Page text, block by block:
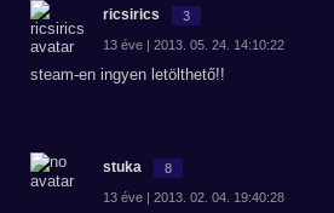
ricsirics 3
13 éve | 2013. 05. 24. 14:10:22
steam-en ingyen letölthető!!
stuka 8
13 éve | 2013. 02. 04. 19:40:28